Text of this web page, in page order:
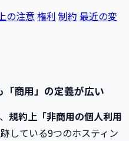
の注意権利 制約 最近の変
商用」の定義が広い
規約上「非商用の個人利用
している9つのホスティン